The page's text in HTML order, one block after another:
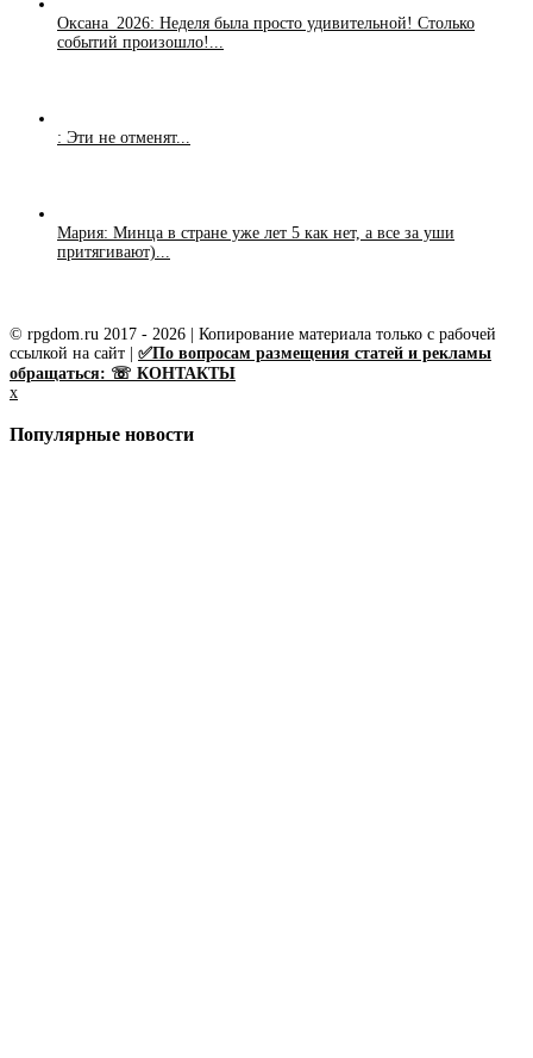
Оксана_2026: Неделя была просто удивительной! Столько
событий произошло!...
: Эти не отменят...
Мария: Минца в стране уже лет 5 как нет, а все за уши
притягивают)...
© rpgdom.ru 2017 - 2026 | Копирование материала только с рабочей
ссылкой на сайт | ✅По вопросам размещения статей и рекламы
обращаться: ☏ КОНТАКТЫ
x
Популярные новости